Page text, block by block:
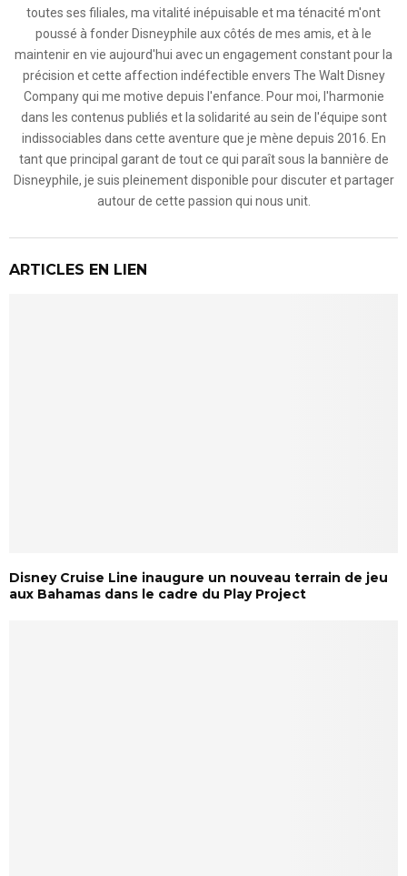
toutes ses filiales, ma vitalité inépuisable et ma ténacité m'ont
poussé à fonder Disneyphile aux côtés de mes amis, et à le
maintenir en vie aujourd'hui avec un engagement constant pour la
précision et cette affection indéfectible envers The Walt Disney
Company qui me motive depuis l'enfance. Pour moi, l'harmonie
dans les contenus publiés et la solidarité au sein de l'équipe sont
indissociables dans cette aventure que je mène depuis 2016. En
tant que principal garant de tout ce qui paraît sous la bannière de
Disneyphile, je suis pleinement disponible pour discuter et partager
autour de cette passion qui nous unit.
ARTICLES EN LIEN
Disney Cruise Line inaugure un nouveau terrain de jeu
aux Bahamas dans le cadre du Play Project